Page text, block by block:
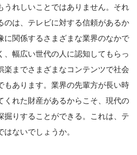
うれしいことではありません。それ
のは、テレビに対する信頼があるか
に関係するさまざまな業界のなかで
、幅広い世代の人に認知してもらっ
楽までさまざまなコンテンツで社会
もあります。業界の先輩方が長い時
くれた財産があるからこそ、現代の
掘りすることができる。これは、テ
ないでしょうか。